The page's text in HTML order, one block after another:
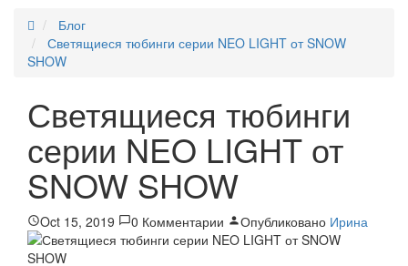
Блог
Светящиеся тюбинги серии NEO LIGHT от SNOW
SHOW
Светящиеся тюбинги
серии NEO LIGHT от
SNOW SHOW
Oct 15, 2019 0 Комментарии Опубликовано Ирина